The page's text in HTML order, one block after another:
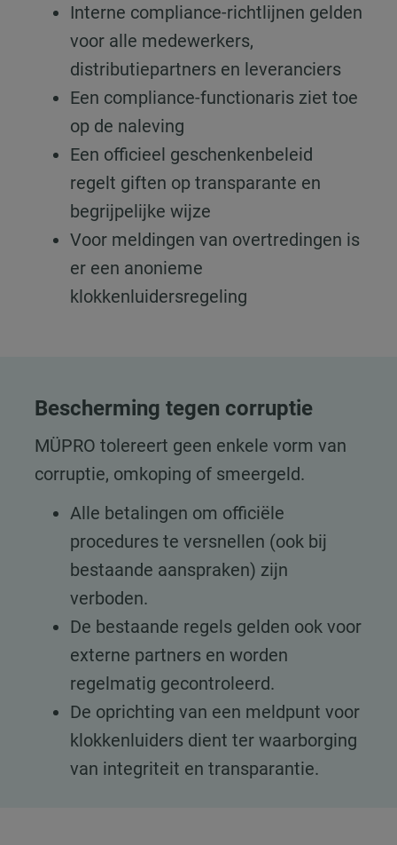
Interne compliance-richtlijnen gelden
voor alle medewerkers,
distributiepartners en leveranciers
Een compliance-functionaris ziet toe
op de naleving
Een officieel geschenkenbeleid
regelt giften op transparante en
begrijpelijke wijze
Voor meldingen van overtredingen is
er een anonieme
klokkenluidersregeling
Bescherming tegen corruptie
MÜPRO tolereert geen enkele vorm van
corruptie, omkoping of smeergeld.
Alle betalingen om officiële
procedures te versnellen (ook bij
bestaande aanspraken) zijn
verboden.
De bestaande regels gelden ook voor
externe partners en worden
regelmatig gecontroleerd.
De oprichting van een meldpunt voor
klokkenluiders dient ter waarborging
van integriteit en transparantie.